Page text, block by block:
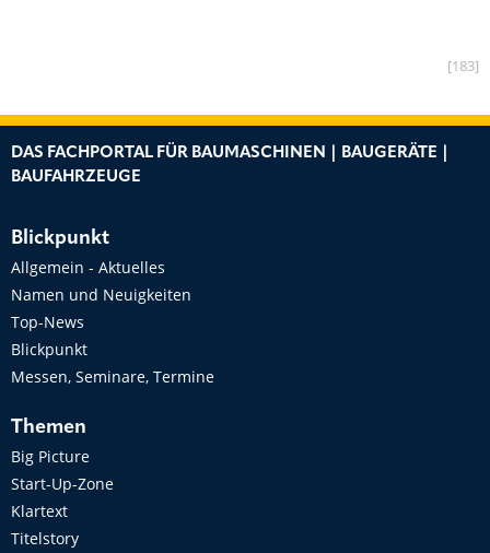
[183]
DAS FACHPORTAL FÜR BAUMASCHINEN | BAUGERÄTE |
BAUFAHRZEUGE
Blickpunkt
Allgemein - Aktuelles
Namen und Neuigkeiten
Top-News
Blickpunkt
Messen, Seminare, Termine
Themen
Big Picture
Start-Up-Zone
Klartext
Titelstory